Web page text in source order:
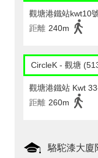
觀塘港鐵站kwt10
距離 240m
CircleK - 觀塘
觀塘港鐵站 Kwt
距離 260m
駱駝漆大廈